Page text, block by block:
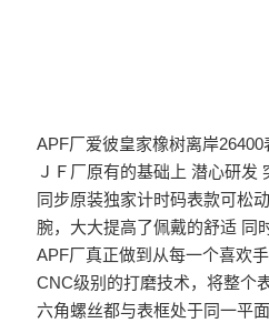
APF厂爱彼皇家橡树离岸26400
ＪＦ厂原有的基础上 潜心研发
同步原装独家计时码表款可松
腕，大大提高了佩戴的舒适 同
APF厂真正做到从每一个喜欢
CNC级别的打磨技术，将整个
六角螺丝都与表框处于同一平